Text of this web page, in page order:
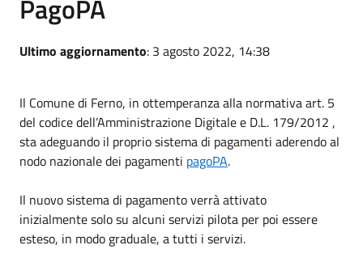
PagoPA
Ultimo aggiornamento: 3 agosto 2022, 14:38
Il Comune di Ferno, in ottemperanza alla normativa art. 5
del codice dell’Amministrazione Digitale e D.L. 179/2012 ,
sta adeguando il proprio sistema di pagamenti aderendo al
nodo nazionale dei pagamenti pagoPA.
Il nuovo sistema di pagamento verrà attivato
inizialmente solo su alcuni servizi pilota per poi essere
esteso, in modo graduale, a tutti i servizi.